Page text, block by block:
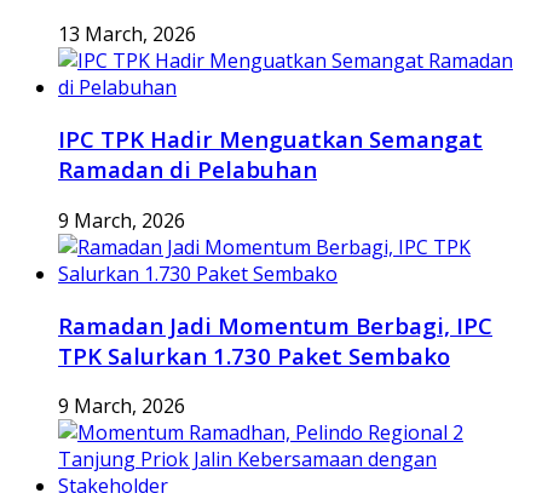
13 March, 2026
IPC TPK Hadir Menguatkan Semangat
Ramadan di Pelabuhan
9 March, 2026
Ramadan Jadi Momentum Berbagi, IPC
TPK Salurkan 1.730 Paket Sembako
9 March, 2026